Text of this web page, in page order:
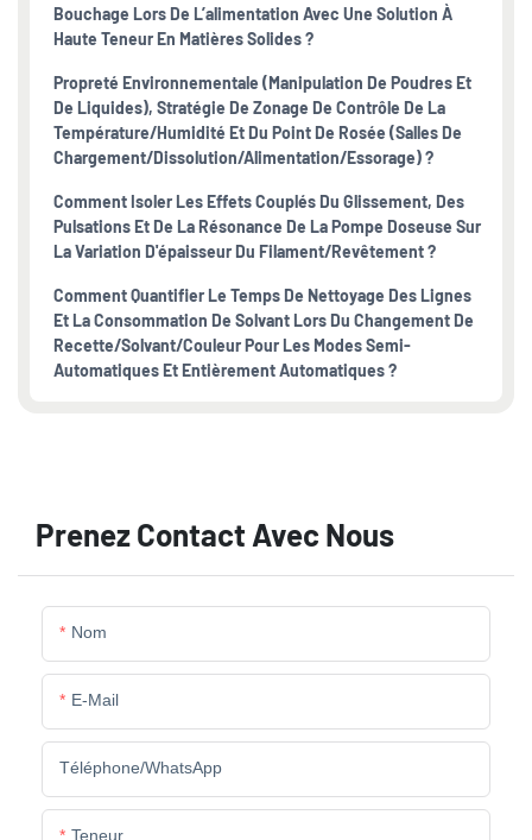
Bouchage Lors De L’alimentation Avec Une Solution À
Haute Teneur En Matières Solides ?
Propreté Environnementale (manipulation De Poudres Et
De Liquides), Stratégie De Zonage De Contrôle De La
Température/humidité Et Du Point De Rosée (salles De
Chargement/dissolution/alimentation/essorage) ?
Comment Isoler Les Effets Couplés Du Glissement, Des
Pulsations Et De La Résonance De La Pompe Doseuse Sur
La Variation D'épaisseur Du Filament/revêtement ?
Comment Quantifier Le Temps De Nettoyage Des Lignes
Et La Consommation De Solvant Lors Du Changement De
Recette/solvant/couleur Pour Les Modes Semi-
Automatiques Et Entièrement Automatiques ?
Prenez Contact Avec Nous
Nom
E-Mail
Téléphone/WhatsApp
Teneur